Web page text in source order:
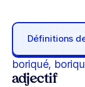
Définitions
boriqué,
adjectif